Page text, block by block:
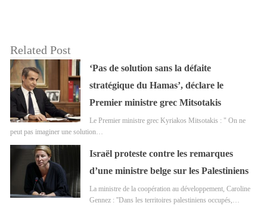
Related Post
‘Pas de solution sans la défaite
stratégique du Hamas’, déclare le
Premier ministre grec Mitsotakis
Le Premier ministre grec Kyriakos Mitsotakis : " On ne
peut pas imaginer une solution…
Israël proteste contre les remarques
d’une ministre belge sur les Palestiniens
La ministre de la coopération au développement, Caroline
Gennez : ''Dans les territoires palestiniens occupés,…